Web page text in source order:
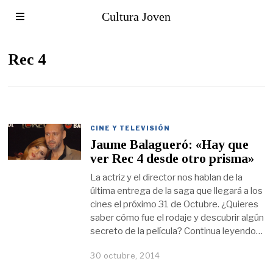
Cultura Joven
Rec 4
CINE Y TELEVISIÓN
Jaume Balagueró: «Hay que
ver Rec 4 desde otro prisma»
La actriz y el director nos hablan de la
última entrega de la saga que llegará a los
cines el próximo 31 de Octubre. ¿Quieres
saber cómo fue el rodaje y descubrir algún
secreto de la película? Continua leyendo…
30 octubre, 2014